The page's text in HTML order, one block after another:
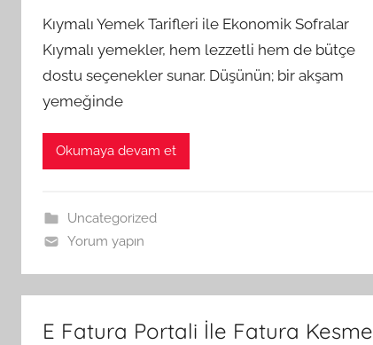
Kıymalı Yemek Tarifleri ile Ekonomik Sofralar
Kıymalı yemekler, hem lezzetli hem de bütçe
dostu seçenekler sunar. Düşünün; bir akşam
yemeğinde
Okumaya devam et
Uncategorized
Yorum yapın
E Fatura Portali İle Fatura Kesme